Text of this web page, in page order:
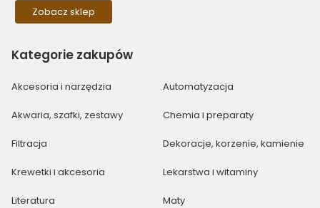
Zobacz sklep
Kategorie zakupów
Akcesoria i narzędzia Automatyzacja
Akwaria, szafki, zestawy Chemia i preparaty
Filtracja Dekoracje, korzenie, kamienie
Krewetki i akcesoria Lekarstwa i witaminy
Literatura Maty